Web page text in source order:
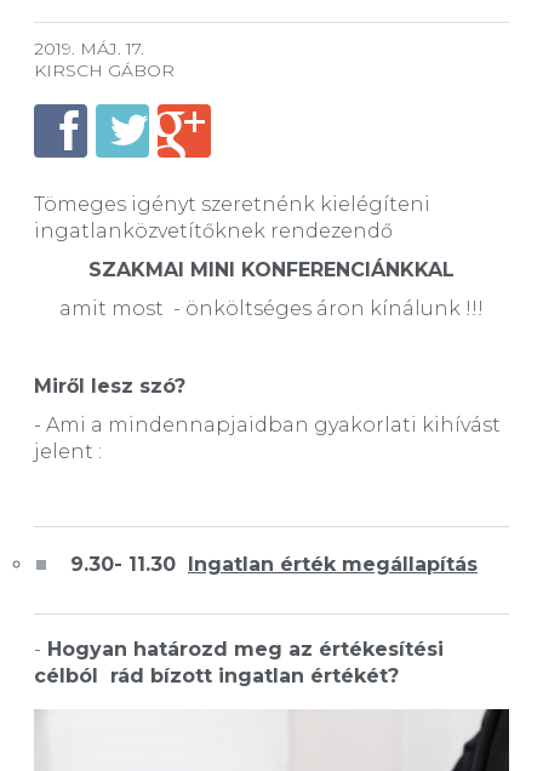
2019. MÁJ. 17.
KIRSCH GÁBOR
Tömeges igényt szeretnénk kielégíteni
ingatlanközvetítőknek rendezendő
SZAKMAI MINI KONFERENCIÁNKKAL
amit most - önköltséges áron kínálunk !!!
Miről lesz szó?
- Ami a mindennapjaidban gyakorlati kihívást
jelent :
9.30- 11.30 Ingatlan érték megállapítás
- Hogyan határozd meg az értékesítési
célból rád bízott ingatlan értékét?